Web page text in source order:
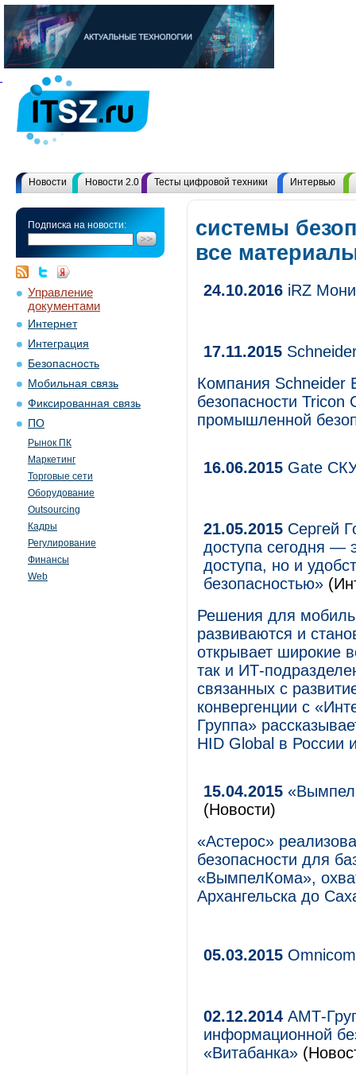
Новости Новости 2.0 Тесты цифровой техники Интервью
Подписка на новости:
Управление
документами
Интернет
Интеграция
Безопасность
Мобильная связь
Фиксированная связь
ПО
Рынок ПК
Маркетинг
Торговые сети
Оборудование
Outsourcing
Кадры
Регулирование
Финансы
Web
системы
все
24.10.2016 iRZ
17.11.2015
Компания Schneider
безопасности
промышленной
16.06.2015 Gate
21.05.2015 Сергей
доступа сегодня —
доступа, но и
безопасностью»
Решения для
развиваются и
открывает широкие
так и ИТ-
связанных с
конвергенции с
Группа»
HID Global в России
15.04.2015
(Новости)
«Астерос»
безопасности для
«ВымпелКома»,
Архангельска до
05.03.2015
02.12.2014 АМТ-
информационной
«Витабанка»